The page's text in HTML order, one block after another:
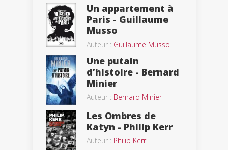
Un appartement à
Paris - Guillaume
Musso
Auteur : Guillaume Musso
Une putain
d’histoire - Bernard
Minier
Auteur : Bernard Minier
Les Ombres de
Katyn - Philip Kerr
Auteur : Philip Kerr